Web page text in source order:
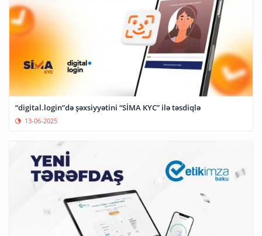
“digital.login”də şəxsiyyətini “SİMA KYC” ilə təsdiqlə
13-06-2025